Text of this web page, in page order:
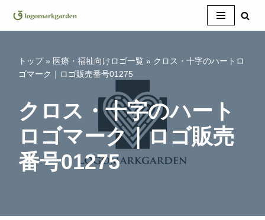
コ
トップ» 医療・福祉向けロゴ一覧 » クロス・十字のハートロ
ゴマーク｜ロゴ販売番号01275
クロス・十字のハート
ロゴマーク｜ロゴ販売
番号01275